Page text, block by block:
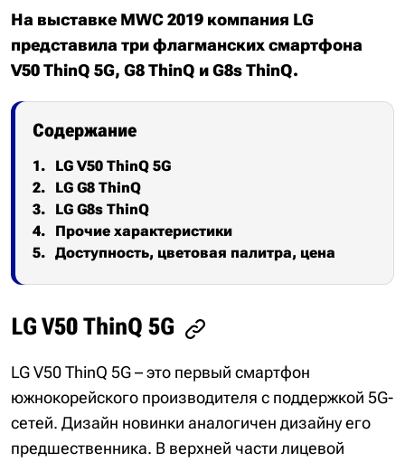
На выставке MWC 2019 компания LG
представила три флагманских смартфона
V50 ThinQ 5G, G8 ThinQ и G8s ThinQ.
Содержание
LG V50 ThinQ 5G
LG G8 ThinQ
LG G8s ThinQ
Прочие характеристики
Доступность, цветовая палитра, цена
LG V50 ThinQ 5G
LG V50 ThinQ 5G – это первый смартфон
южнокорейского производителя с поддержкой 5G-
сетей. Дизайн новинки аналогичен дизайну его
предшественника. В верхней части лицевой